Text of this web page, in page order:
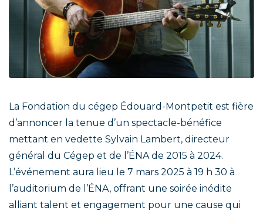
La Fondation du cégep Édouard-Montpetit est fière
d’annoncer la tenue d’un spectacle-bénéfice
mettant en vedette Sylvain Lambert, directeur
général du Cégep et de l’ÉNA de 2015 à 2024.
L’événement aura lieu le 7 mars 2025 à 19 h 30 à
l’auditorium de l’ÉNA, offrant une soirée inédite
alliant talent et engagement pour une cause qui